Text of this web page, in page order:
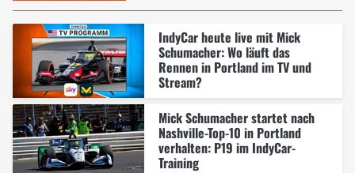
IndyCar heute live mit Mick
Schumacher: Wo läuft das
Rennen in Portland im TV und
Stream?
Mick Schumacher startet nach
Nashville-Top-10 in Portland
verhalten: P19 im IndyCar-
Training